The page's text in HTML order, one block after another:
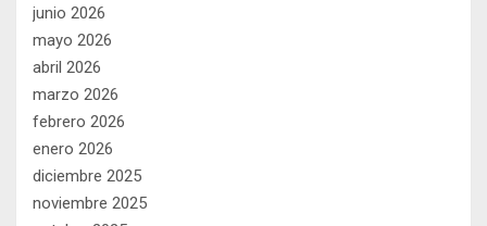
junio 2026
mayo 2026
abril 2026
marzo 2026
febrero 2026
enero 2026
diciembre 2025
noviembre 2025